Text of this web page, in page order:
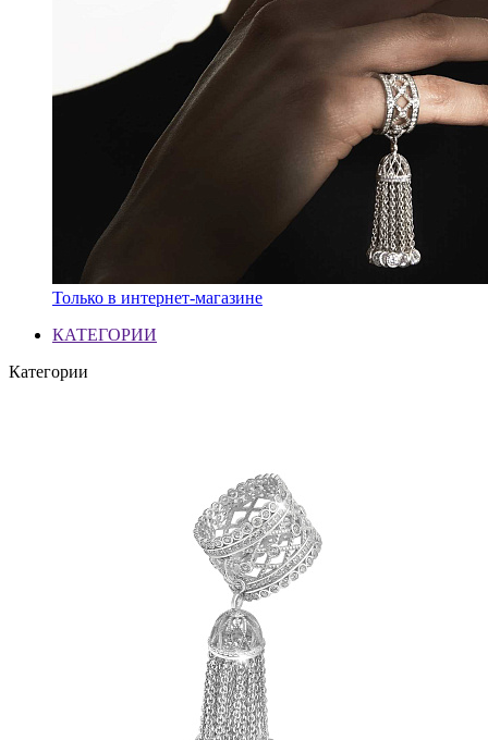
Только в интернет-магазине
КАТЕГОРИИ
Категории